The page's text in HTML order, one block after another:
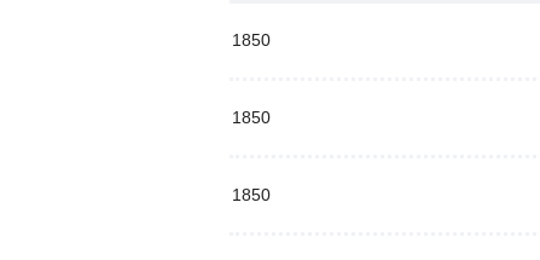
1850
1850
1850